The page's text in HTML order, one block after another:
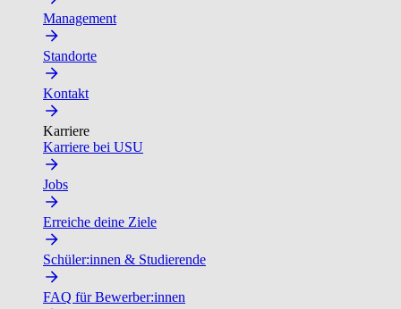
Management
Standorte
Kontakt
Karriere
Karriere bei USU
Jobs
Erreiche deine Ziele
Schüler:innen & Studierende
FAQ für Bewerber:innen